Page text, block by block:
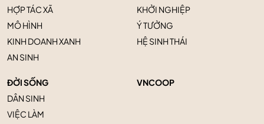
HỢP TÁC XÃ
MÔ HÌNH
KINH DOANH XANH
AN SINH
KHỞI NGHIỆP
Ý TƯỞNG
HỆ SINH THÁI
ĐỜI SỐNG
DÂN SINH
VIỆC LÀM
VNCOOP